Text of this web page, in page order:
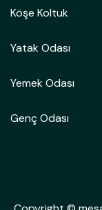
Köşe Koltuk
Yatak Odası
Yemek Odası
Genç Odası